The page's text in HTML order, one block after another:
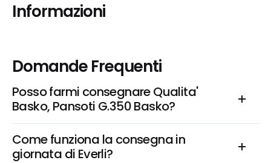
Informazioni
Domande Frequenti
Posso farmi consegnare Qualita'
Basko, Pansoti G.350 Basko?
Come funziona la consegna in
giornata di Everli?